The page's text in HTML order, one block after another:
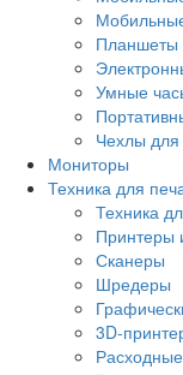
Планшеты
Умные
Чехлы
Мониторы
Техника для
Техника
Сканеры
Шредеры
3D-